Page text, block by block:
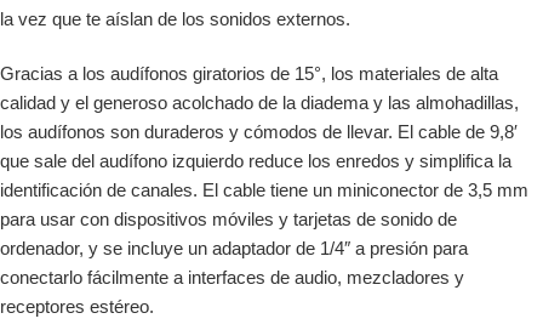
la vez que te aíslan de los sonidos externos.
Gracias a los audífonos giratorios de 15°, los materiales de alta
calidad y el generoso acolchado de la diadema y las almohadillas,
los audífonos son duraderos y cómodos de llevar. El cable de 9,8′
que sale del audífono izquierdo reduce los enredos y simplifica la
identificación de canales. El cable tiene un miniconector de 3,5 mm
para usar con dispositivos móviles y tarjetas de sonido de
ordenador, y se incluye un adaptador de 1/4″ a presión para
conectarlo fácilmente a interfaces de audio, mezcladores y
receptores estéreo.